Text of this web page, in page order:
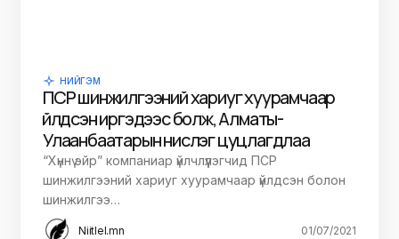
НИЙГЭМ
ПСР шинжилгээний хариуг хуурамчаар
үйлдсэн иргэдээс болж, Алматы-
Улаанбаатарын нислэг цуцлагдлаа
“Хүннү эйр” компаниар үйлчлүүлэгчид ПСР
шинжилгээний хариуг хуурамчаар үйлдсэн болон
шинжилгээ…
Niitlel.mn 01/07/2021